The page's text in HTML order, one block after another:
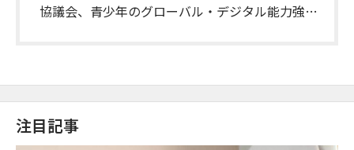
協議会、青少年のグローバル・デジタル能力強化
注目記事